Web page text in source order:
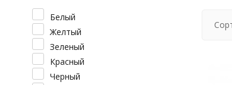
Белый
Желтый
Зеленый
Красный
Черный